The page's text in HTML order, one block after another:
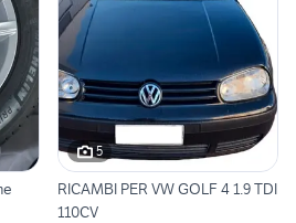
5
RICAMBI PER VW GOLF 4 1.9 TDI
110CV